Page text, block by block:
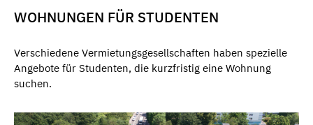
WOHNUNGEN FÜR STUDENTEN
Verschiedene Vermietungsgesellschaften haben spezielle
Angebote für Studenten, die kurzfristig eine Wohnung
suchen.